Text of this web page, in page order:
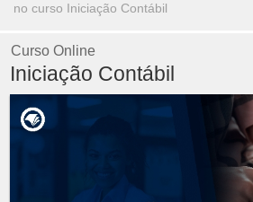
no curso Iniciação Contábil
Curso Online
Iniciação Contábil